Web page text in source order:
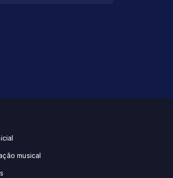
musical